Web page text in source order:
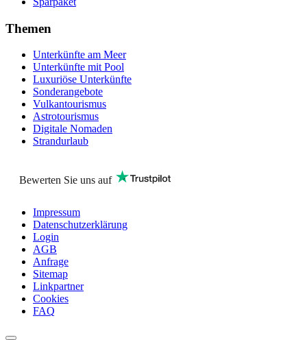
Themen
Unterkünfte am Meer
Unterkünfte mit Pool
Luxuriöse Unterkünfte
Sonderangebote
Vulkantourismus
Astrotourismus
Digitale Nomaden
Strandurlaub
Bewerten Sie uns auf
Impressum
Datenschutzerklärung
Login
AGB
Anfrage
Sitemap
Linkpartner
Cookies
FAQ